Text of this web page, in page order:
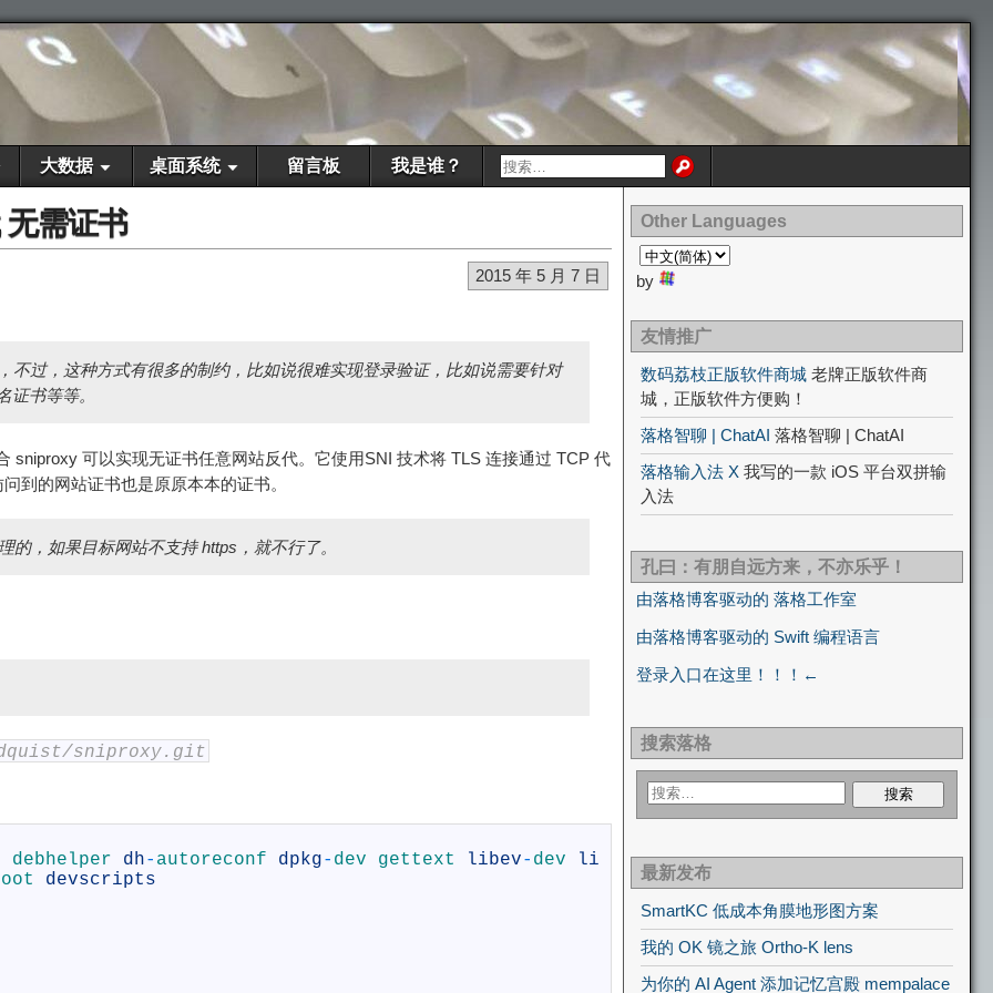
大数据 桌面系统 留言板 我是谁？
需证书
2015 年 5 月 7 日
不过，这种方式有很多的制约，比如说很难实现登录验证，比如说需要针对
书等等。
sniproxy 可以实现无证书任意网站反代。它使用SNI 技术将 TLS 连接通过 TCP 代
到的网站证书也是原原本本的证书。
，如果目标网站不支持 https，就不行了。
sniproxy.git
debhelper dh- autoreconf dpkg- dev gettext libev- dev
li
devscripts
Other Languages
by
友情推广
数码荔枝正版软件商城 老牌正版软件商
城，正版软件方便购！
落格智聊 | ChatAI 落格智聊 | ChatAI
落格输入法 X 我写的一款 iOS 平台双拼输
入法
孔曰：有朋自远方来，不亦乐乎！
由落格博客驱动的 落格工作室
由落格博客驱动的 Swift 编程语言
登录入口在这里！！！←
搜索落格
最新发布
SmartKC 低成本角膜地形图方案
我的 OK 镜之旅 Ortho-K lens
为你的 AI Agent 添加记忆宫殿 mempalace